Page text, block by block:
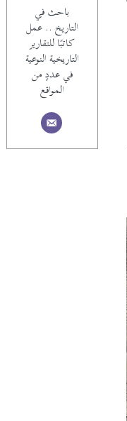
باحث في
التاريخ .. عمل
كاتبًا للتقارير
التاريخية النوعية
في عددٍ من
المواقع